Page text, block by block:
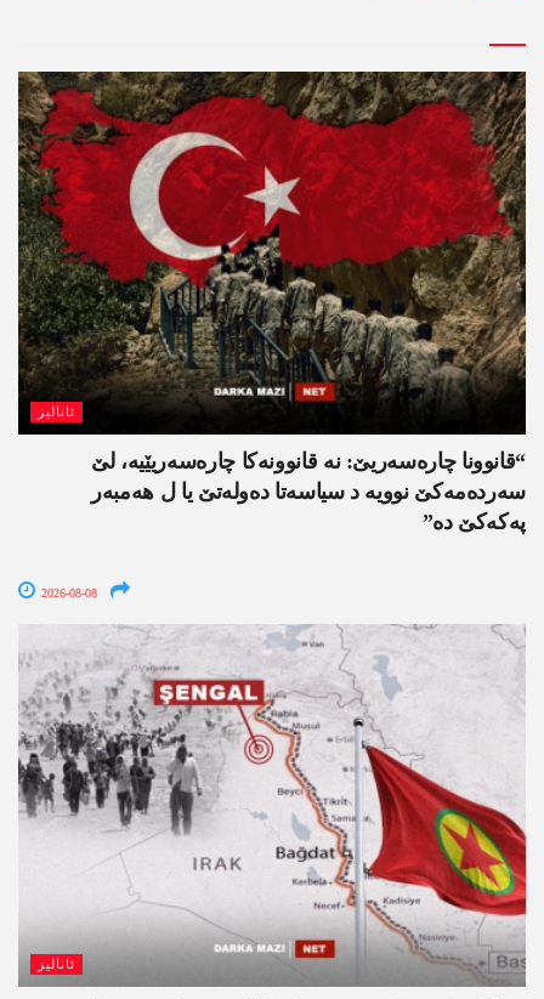
ئانالیز
“قانوونا چارەسەریێ: نە قانوونەکا چارەسەریێیە، لێ
سەردەمەکێ نوویە د سیاسەتا دەولەتێ یا ل ھەمبەر
پەکەکێ دە”
2026-08-08
ئانالیز